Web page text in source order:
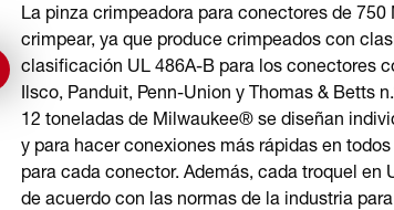
La pinza crimpeadora para conectores de
crimpear, ya que produce crimpeados con
clasificación UL 486A-B para los conectores
Ilsco, Panduit, Penn-Union y Thomas & Betts
12 toneladas de Milwaukee® se diseñan
y para hacer conexiones más rápidas en
para cada conector. Además, cada troquel
de acuerdo con las normas de la industria